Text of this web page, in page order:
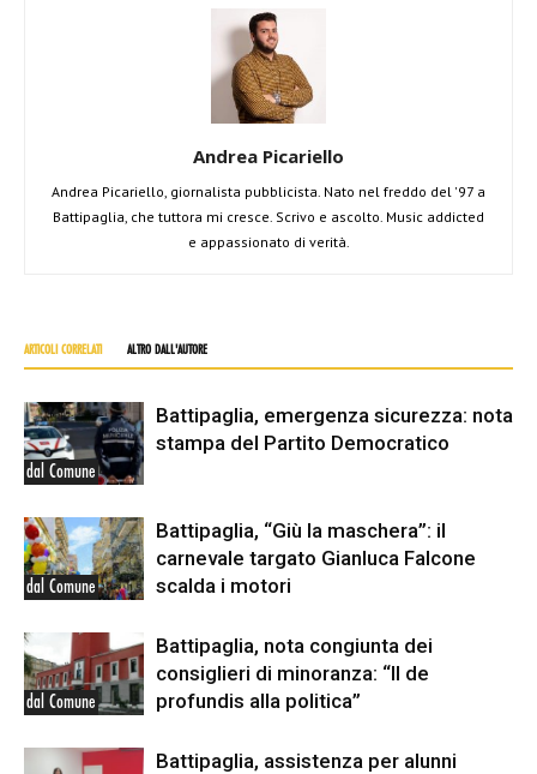
Andrea Picariello
Andrea Picariello, giornalista pubblicista. Nato nel freddo del '97 a
Battipaglia, che tuttora mi cresce. Scrivo e ascolto. Music addicted
e appassionato di verità.
ARTICOLI CORRELATI ALTRO DALL'AUTORE
dal Comune
Battipaglia, emergenza sicurezza: nota
stampa del Partito Democratico
dal Comune
Battipaglia, “Giù la maschera”: il
carnevale targato Gianluca Falcone
scalda i motori
dal Comune
Battipaglia, nota congiunta dei
consiglieri di minoranza: “Il de
profundis alla politica”
Battipaglia, assistenza per alunni